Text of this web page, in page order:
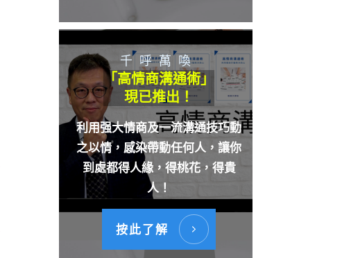
千呼萬喚
「高情商溝通術」
現已推出！
利用强大情商及一流溝通技巧動
之以情，感染帶動任何人，讓你
到處都得人緣，得桃花，得貴
人！
按此了解